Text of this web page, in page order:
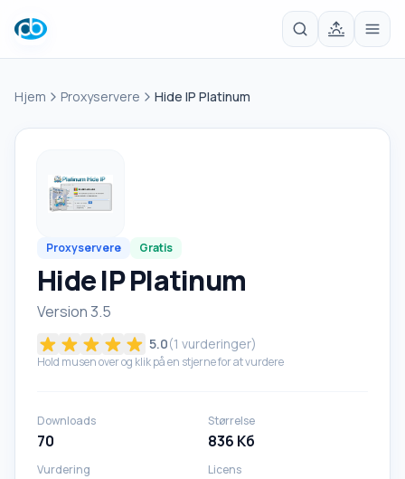
Hjem Proxyservere Hide IP Platinum
Proxyservere Gratis
Hide IP Platinum
Version 3.5
5.0(1 vurderinger)
Hold musen over og klik på en stjerne for at vurdere
Downloads
70
Størrelse
836 Кб
Vurdering Licens